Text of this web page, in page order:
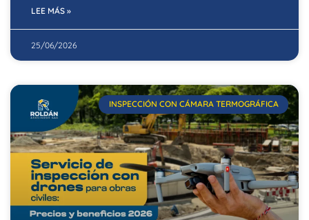
LEE MÁS »
25/06/2026
INSPECCIÓN CON CÁMARA TERMOGRÁFICA